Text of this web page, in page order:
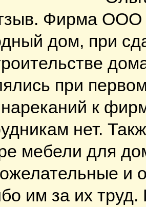
Фирма ООО
дом, при
при
нареканий к
нет.
мебели для
и
им за их